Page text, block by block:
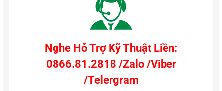
Nghe Hỗ Trợ Kỹ Thuật Liền:
0866.81.2818 /Zalo /Viber
/Telergram